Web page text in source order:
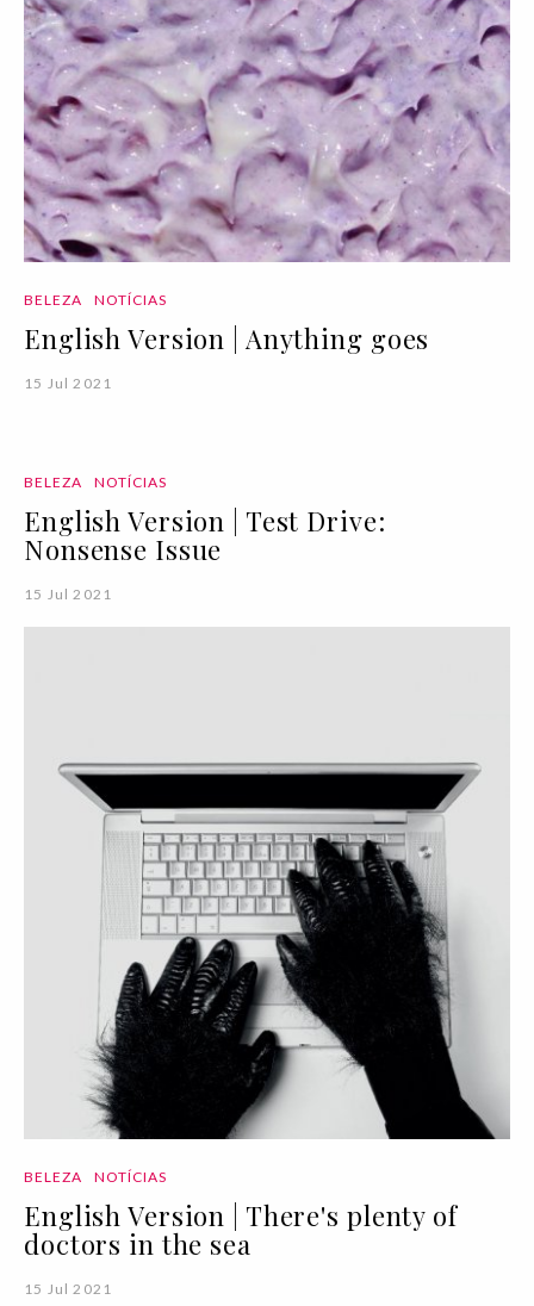
BELEZA NOTÍCIAS
English Version | Anything goes
15 Jul 2021
BELEZA NOTÍCIAS
English Version | Test Drive:
Nonsense Issue
15 Jul 2021
BELEZA NOTÍCIAS
English Version | There's plenty of
doctors in the sea
15 Jul 2021